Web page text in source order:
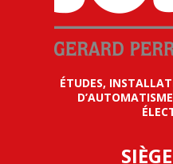
ÉTUDES,